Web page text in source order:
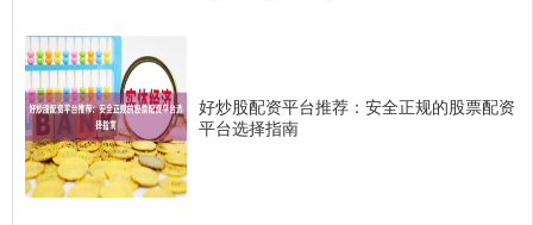
好炒股配资平台推荐：安全正规的股票配资
平台选择指南